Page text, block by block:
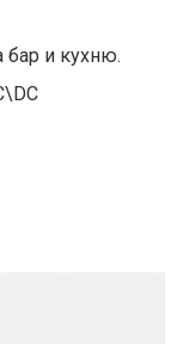
бар и кухню.